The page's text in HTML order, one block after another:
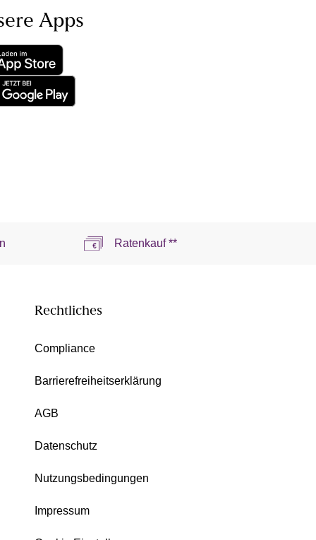
Apps
Ratenkauf **
Rechtliches
Compliance
Barrierefreiheitserklärung
AGB
Datenschutz
Nutzungsbedingungen
Impressum